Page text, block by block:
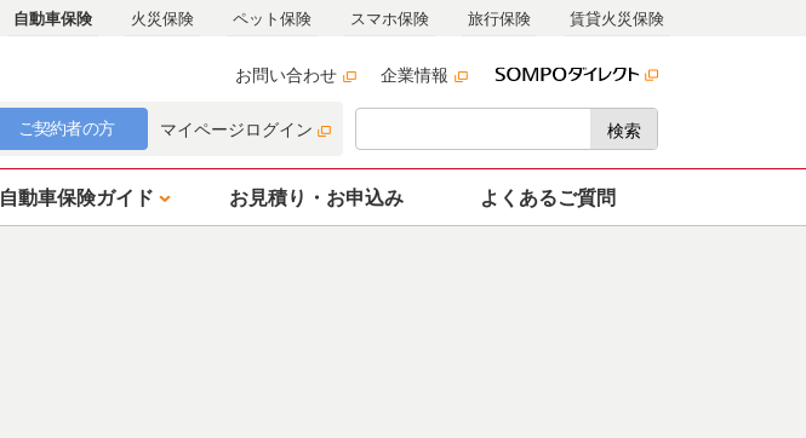
ご契約者の方 マイページログイン
自動車保険ガイド お見積り・ お申込み よくあるご質問
自動車保険 火災保険 ペット保険 スマホ保険 旅行保険 賃貸火災保険
検索
お問い合わせ 企業情報